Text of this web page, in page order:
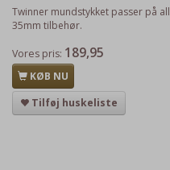
Twinner mundstykket passer på
35mm tilbehør.
Vores pris: 189,95
KØB NU
Tilføj huskeliste